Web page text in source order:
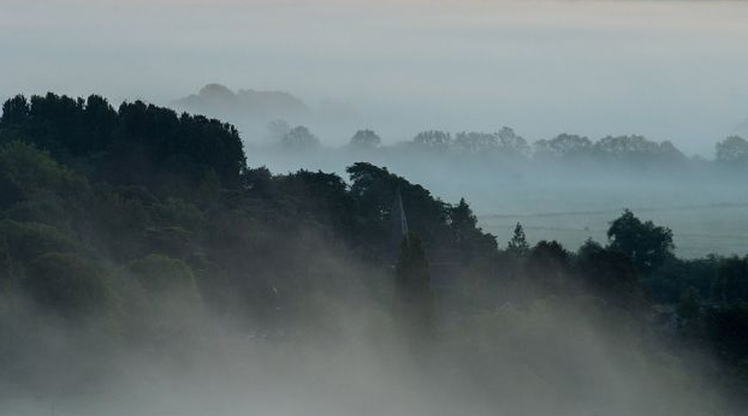
云起 超级工厂 智敬中国 全民健康